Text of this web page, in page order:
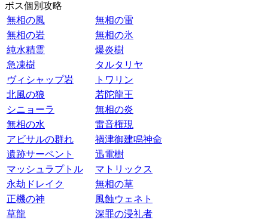
ボス個別攻略
無相の風
無相の雷
無相の岩
無相の氷
純水精霊
爆炎樹
急凍樹
タルタリヤ
ヴィシャップ岩
トワリン
北風の狼
若陀龍王
シニョーラ
無相の炎
無相の水
雷音権現
アビサルの群れ
禍津御建鳴神命
遺跡サーペント
迅電樹
マッシュラプトル
マトリックス
永劫ドレイク
無相の草
正機の神
風蝕ウェネト
草龍
深罪の浸礼者